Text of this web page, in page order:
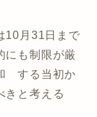
月31日まで
も制限が厳
する当初か
きと考える